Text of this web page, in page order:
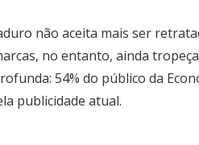
não aceita mais ser
no entanto, ainda
54% do público da
publicidade atual.